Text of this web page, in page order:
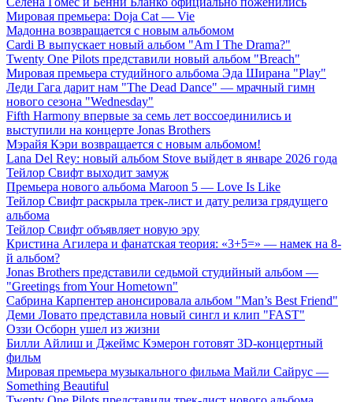
Мировая премьера: Doja Cat — Vie
Мадонна возвращается с новым альбомом
Cardi B выпускает новый альбом "Am I The Drama?"
Twenty One Pilots представили новый альбом "Breach"
Мировая премьера студийного альбома Эда Ширана "Play"
Леди Гага дарит нам "The Dead Dance" — мрачный гимн
нового сезона "Wednesday"
Fifth Harmony впервые за семь лет воссоединились и
выступили на концерте Jonas Brothers
Мэрайя Кэри возвращается с новым альбомом!
Lana Del Rey: новый альбом Stove выйдет в январе 2026 года
Тейлор Свифт выходит замуж
Премьера нового альбома Maroon 5 — Love Is Like
Тейлор Свифт раскрыла трек-лист и дату релиза грядущего
альбома
Тейлор Свифт объявляет новую эру
Кристина Агилера и фанатская теория: «3+5=» — намек на 8-
й альбом?
Jonas Brothers представили седьмой студийный альбом —
"Greetings from Your Hometown"
Сабрина Карпентер анонсировала альбом "Man’s Best Friend"
Деми Ловато представила новый сингл и клип "FAST"
Оззи Осборн ушел из жизни
Билли Айлиш и Джеймс Кэмерон готовят 3D-концертный
фильм
Мировая премьера музыкального фильма Майли Сайрус —
Something Beautiful